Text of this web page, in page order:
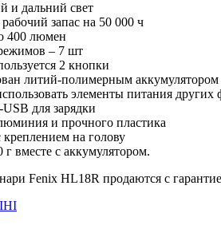
и дальний свет
запас на 50 000 ч
400 люмен
– 7 шт
2 кнопки
литий-полимерным аккумулятором
элементы питания других
для зарядки
и прочного пластика
креплением на голову
г вместе с аккумулятором.
Fenix HL18R продаются с